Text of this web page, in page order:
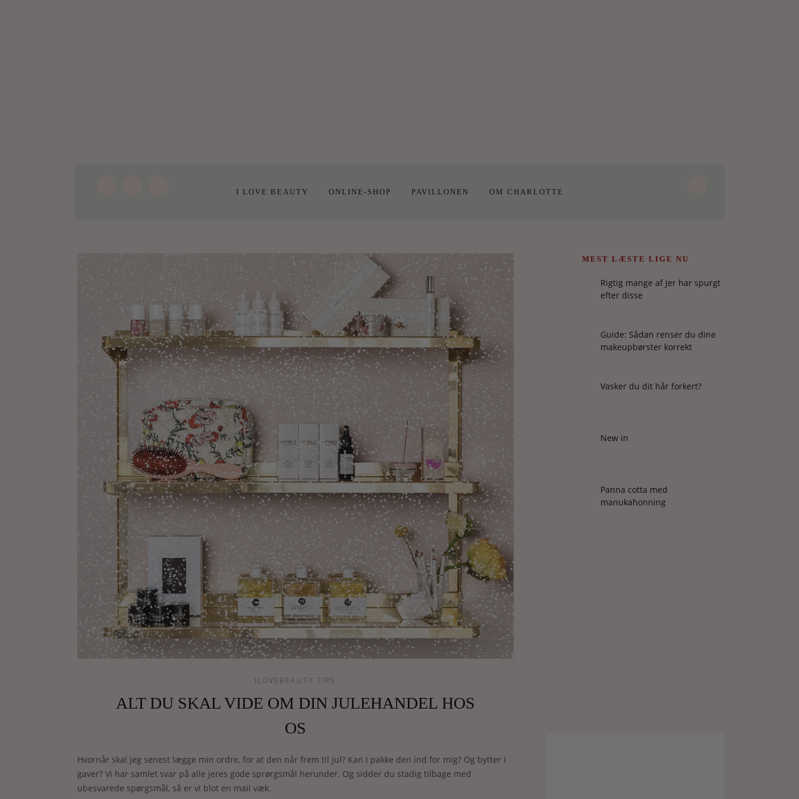
I LOVE BEAUTY ONLINE-SHOP PAVILLONEN OM CHARLOTTE
ILOVEBEAUTY TIPS
ALT DU SKAL VIDE OM DIN JULEHANDEL HOS
OS
Hvornår skal jeg senest lægge min ordre, for at den når frem til jul? Kan I pakke den ind for mig? Og bytter I
gaver? Vi har samlet svar på alle jeres gode sprørgsmål herunder. Og sidder du stadig tilbage med
ubesvarede spørgsmål, så er vi blot en mail væk.
MEST LÆSTE LIGE NU
Rigtig mange af jer har spurgt
efter disse
Guide: Sådan renser du dine
makeupbørster korrekt
Vasker du dit hår forkert?
New in
Panna cotta med
manukahonning